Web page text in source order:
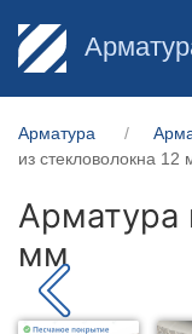
Арматура
из стекловолокна 12
Арматура
мм